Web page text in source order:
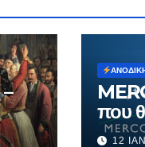
που
δεν
12